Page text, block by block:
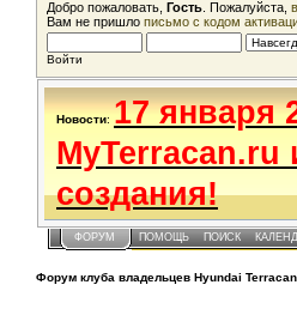
Добро пожаловать, Гость . Пожалуйста,
Вам не пришло письмо с кодом
Войти
Новости: 17 января
MyTerracan.ru
создания!
ФОРУМ ПОМОЩЬ ПОИСК
Форум клуба владельцев Hyundai Terracan